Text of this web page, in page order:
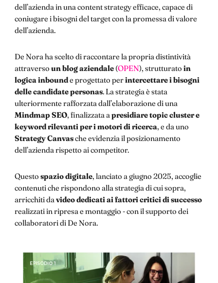
dell’azienda in una content strategy efficace, capace di
coniugare i bisogni del target con la promessa di valore
dell’azienda.
De Nora ha scelto di raccontare la propria distintività
attraverso un blog aziendale (OPEN), strutturato in
logica inbounde progettato perintercettare i bisogni
delle candidate personas. La strategia è stata
ulteriormente rafforzata dall’elaborazione di una
Mindmap SEO, finalizzata a presidiare topic cluster e
keyword rilevanti per i motori di ricerca, e da uno
Strategy Canvasche evidenzia il posizionamento
dell’azienda rispetto ai competitor.
Questo spazio digitale, lanciato a giugno 2025, accoglie
contenuti che rispondono alla strategia di cui sopra,
arricchiti da video dedicati ai fattori critici di successo
realizzati in ripresa e montaggio - con il supporto dei
collaboratori di De Nora.